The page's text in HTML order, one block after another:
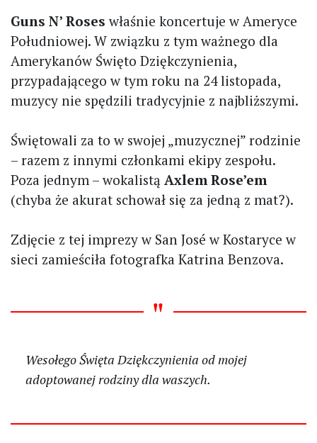
Guns N’ Roses właśnie koncertuje w Ameryce
Południowej. W związku z tym ważnego dla
Amerykanów Święto Dziękczynienia,
przypadającego w tym roku na 24 listopada,
muzycy nie spędzili tradycyjnie z najbliższymi.
Świętowali za to w swojej „muzycznej” rodzinie
– razem z innymi członkami ekipy zespołu.
Poza jednym – wokalistą Axlem Rose’em
(chyba że akurat schował się za jedną z mat?).
Zdjęcie z tej imprezy w San José w Kostaryce w
sieci zamieściła fotografka Katrina Benzova.
Wesołego Święta Dziękczynienia od mojej
adoptowanej rodziny dla waszych.